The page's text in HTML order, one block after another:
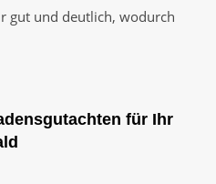
gut und deutlich, wodurch
für Ihr